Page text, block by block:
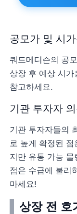
공모가 및 시
쿼드메디슨의 공
상장 후 예상 시가
참고하세요.
기관 투자자
기관 투자자들의
로 높게 확정된
지만 유통 가능
점은 수급에 불리
마세요!
상장 전 호